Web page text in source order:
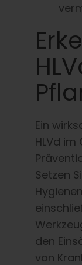
Ein
HLVd
Setzen
den
von